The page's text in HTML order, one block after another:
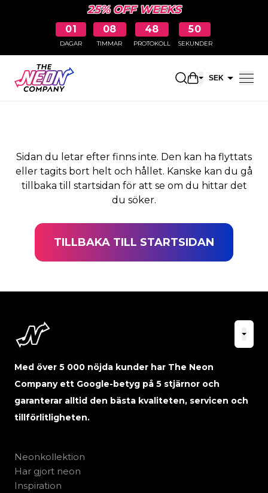
25% OFF WEEKS
01
DAGAR
08
TIMMAR
48
PROTOKOLL
50
SEKUNDER
Öppna
SEK
SIDAN HITTADES INTE
Sidan du letar efter finns inte. Den kan ha flyttats
eller tagits bort helt och hållet. Kanske kan du gå
tillbaka till startsidan för att se om du hittar det
du söker.
TILLBAKA TILL STARTSIDAN
Med över 5 000 nöjda kunder har The Neon
Company ett Google-betyg på 5 stjärnor och
garanterar alltid den bästa kvaliteten, servicen och
tillförlitligheten.
Neonkollektion
Har gjort neon
Inspiration